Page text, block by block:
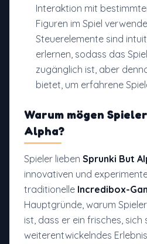
Interaktion mit
Figuren im Spiel
Steuerelemente sind
erlernen, sodass das
zugänglich ist, aber
bietet, um erfahrene
Warum mögen Spieler
Alpha?
Spieler lieben Sprunki But
innovativen und
traditionelle Incredibox-
Hauptgründe, warum
ist, dass er ein frisches, sich
weiterentwickelndes